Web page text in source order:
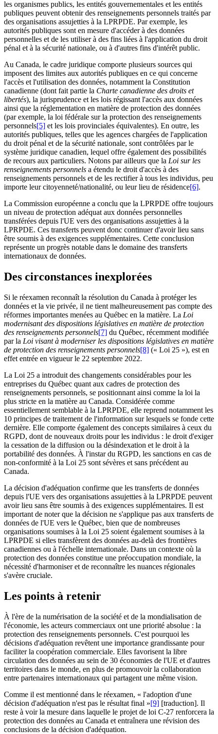
les organismes publics, les entités gouvernementales et les entités
publiques peuvent obtenir des renseignements personnels traités par
des organisations assujetties à la LPRPDE. Par exemple, les
autorités publiques sont en mesure d'accéder à des données
personnelles et de les utiliser à des fins liées à l'application du droit
pénal et à la sécurité nationale, ou à d'autres fins d'intérêt public.
Au Canada, le cadre juridique comporte plusieurs sources qui
imposent des limites aux autorités publiques en ce qui concerne
l'accès et l'utilisation des données, notamment la Constitution
canadienne (dont fait partie la Charte canadienne des droits et
libertés), la jurisprudence et les lois régissant l'accès aux données
ainsi que la réglementation en matière de protection des données
(par exemple, la loi fédérale sur la protection des renseignements
personnels[5] et les lois provinciales équivalentes). En outre, les
autorités publiques, telles que les agences chargées de l'application
du droit pénal et de la sécurité nationale, sont contrôlées par le
système juridique canadien, lequel offre également des possibilités
de recours aux particuliers. Notons par ailleurs que la Loi sur les
renseignements personnels a étendu le droit d'accès à des
renseignements personnels et de les rectifier à tous les individus, peu
importe leur citoyenneté/nationalité, ou leur lieu de résidence[6].
La Commission européenne a conclu que la LPRPDE offre toujours
un niveau de protection adéquat aux données personnelles
transférées depuis l'UE vers des organisations assujetties à la
LPRPDE. Ces transferts peuvent donc continuer d'avoir lieu sans
être soumis à des exigences supplémentaires. Cette conclusion
représente un progrès notable dans le domaine des transferts
internationaux de données.
Des circonstances inexplorées
Si le réexamen reconnaît la résolution du Canada à protéger les
données et la vie privée, il ne tient malheureusement pas compte des
réformes importantes menées au Québec en la matière. La Loi
modernisant des dispositions législatives en matière de protection
des renseignements personnels[7] du Québec, récemment modifiée
par la Loi visant à moderniser les dispositions législatives en matière
de protection des renseignements personnels[8] (« Loi 25 »), est en
effet entrée en vigueur le 22 septembre 2022.
La Loi 25 a introduit des changements considérables pour les
entreprises du Québec quant aux cadres de protection des
renseignements personnels, se positionnant ainsi comme la loi la
plus stricte en la matière au Canada. Considérée comme
essentiellement semblable à la LPRPDE, elle reprend notamment les
10 principes de traitement de l'information sur lesquels se fonde cette
dernière. Elle comporte également des concepts similaires à ceux du
RGPD, dont de nouveaux droits pour les individus : le droit d'exiger
la cessation de la diffusion ou la désindexation et le droit à la
portabilité des données. À l'instar du RGPD, les sanctions en cas de
non-conformité à la Loi 25 sont sévères et sans précédent au
Canada.
La décision d'adéquation confirme que les transferts de données
depuis l'UE vers des organisations assujetties à la LPRPDE peuvent
avoir lieu sans être soumis à des exigences supplémentaires. Il est
important de noter que la décision ne s'applique pas aux transferts de
données de l'UE vers le Québec, bien que de nombreuses
organisations soumises à la Loi 25 soient également soumises à la
LPRPDE si elles transfèrent des données au-delà des frontières
canadiennes ou à l'échelle internationale. Dans un contexte où la
protection des données constitue une préoccupation mondiale, la
nécessité d'harmoniser et de reconnaître les nuances régionales
s'avère cruciale.
Les points à retenir
À l'ère de la numérisation de la société et de la mondialisation de
l'économie, les acteurs commerciaux ont une priorité absolue : la
protection des renseignements personnels. C'est pourquoi les
décisions d'adéquation revêtent une importance grandissante pour
faciliter la coopération commerciale. Elles favorisent la libre
circulation des données au sein de 30 économies de l'UE et d'autres
territoires dans le monde, en plus de promouvoir la collaboration
entre partenaires internationaux qui partagent une même vision.
Comme il est mentionné dans le réexamen, « l'adoption d'une
décision d'adéquation n'est pas le résultat final »[9] [traduction]. Il
reste à voir la mesure dans laquelle le projet de loi C-27 renforcera la
protection des données au Canada et entraînera une révision des
conclusions de la décision d'adéquation.